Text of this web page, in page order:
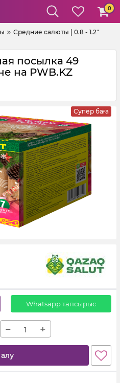
0
Средние салюты | 0.8 - 1.2"
посылка 49
на PWB.KZ
Супер баға
Whatsapp тапсырыс
− +